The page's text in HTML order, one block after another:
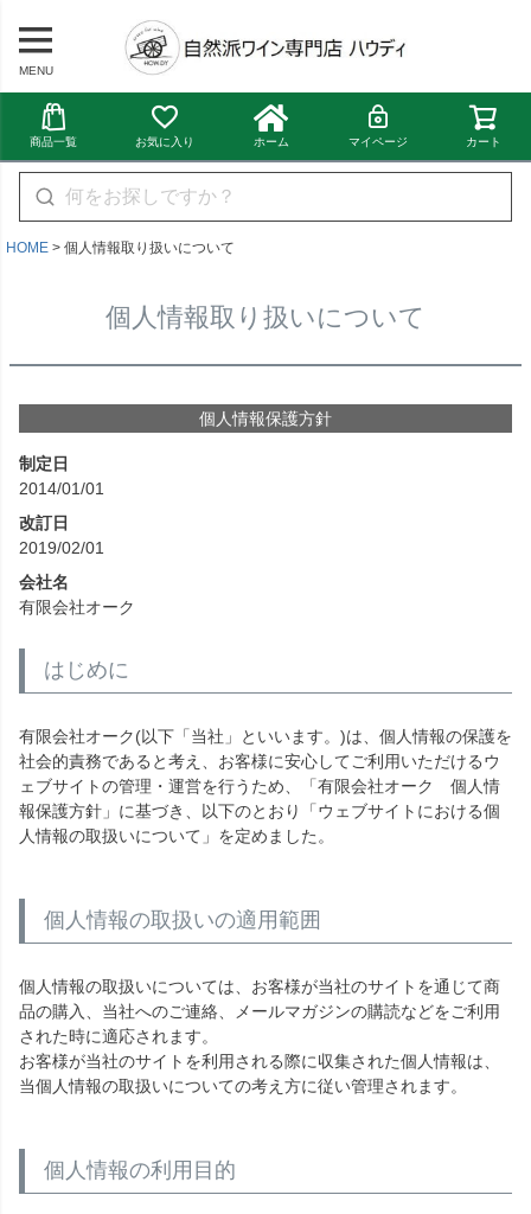
MENU
商品一覧 お気に入り ホーム マイページ カート
HOME 個人情報取り扱いについて
個人情報取り扱いについて
個人情報保護方針
制定日
2014/01/01
改訂日
2019/02/01
会社名
有限会社オーク
はじめに
有限会社オーク(以下「当社」といいます。)は、個人情報の保護を
社会的責務であると考え、お客様に安心してご利用いただけるウ
ェブサイトの管理・運営を行うため、「有限会社オーク 個人情
報保護方針」に基づき、以下のとおり「ウェブサイトにおける個
人情報の取扱いについて」を定めました。
個人情報の取扱いの適用範囲
個人情報の取扱いについては、お客様が当社のサイトを通じて商
品の購入、当社へのご連絡、メールマガジンの購読などをご利用
された時に適応されます。
お客様が当社のサイトを利用される際に収集された個人情報は、
当個人情報の取扱いについての考え方に従い管理されます。
個人情報の利用目的